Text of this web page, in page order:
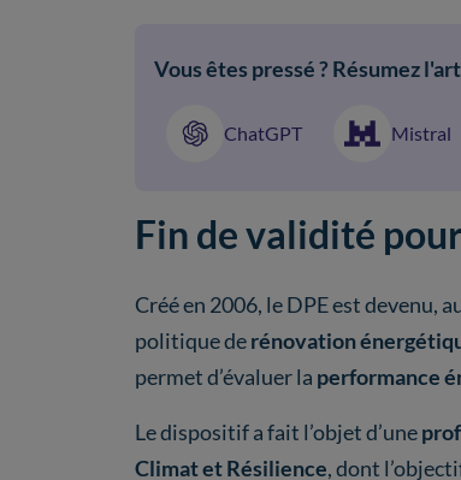
Vous êtes pressé ? Résumez
ChatGPT Mistral
Fin de validité
Créé en 2006, le DPE est devenu,
politique derénovation
permet d’évaluer la performance
Le dispositif a fait l’objet d’une
Climat et Résilience, dont